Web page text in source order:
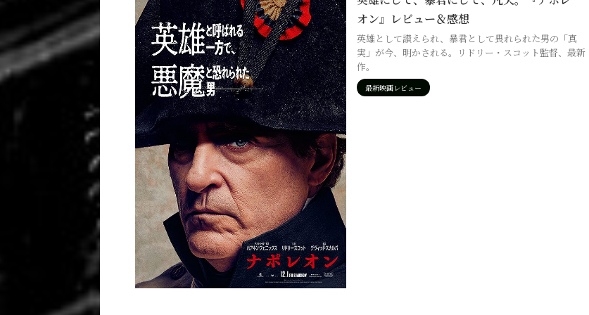
オン』レビュー＆感想
英雄として讃えられ、暴君として畏れられた男の「真
実」が今、明かされる。リドリー・スコット監督、最新
作。
最新映画レビュー